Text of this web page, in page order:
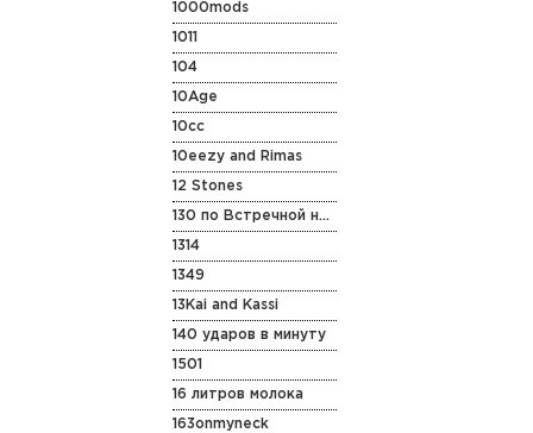
1000mods
1011
104
10Age
10cc
10eezy and Rimas
12 Stones
130 по Встречной на Старенькой Vespa
1314
1349
13Kai and Kassi
140 ударов в минуту
1501
16 литров молока
163onmyneck